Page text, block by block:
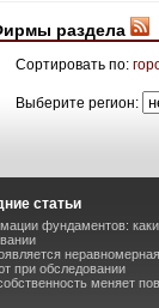
раздела
Сортировать по:
Выберите регион:
статьи
фундаментов:
при обследовании
меняет